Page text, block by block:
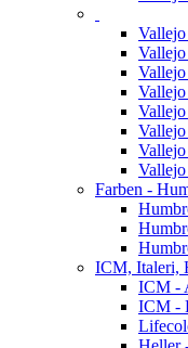
Vallejo
Farben -
ICM, Italeri,
ICM -
ICM -